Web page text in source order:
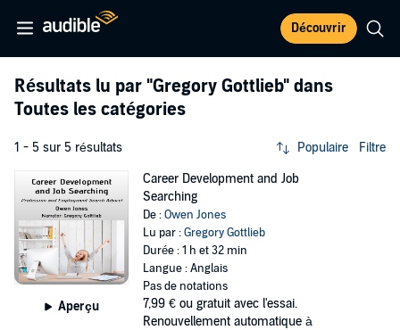
Découvrir
Résultats lu par "Gregory Gottlieb" dans
Toutes les catégories
1 - 5 sur 5 résultats Populaire Filtre
Aperçu
Career Development and Job
Searching
De :Owen Jones
Lu par :Gregory Gottlieb
Durée : 1 h et 32 min
Langue : Anglais
Pas de notations
7,99 € ou gratuit avec l'essai.
Renouvellement automatique à